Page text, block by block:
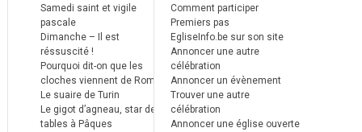
Samedi saint et vigile
pascale
Dimanche – Il est
réssuscité !
Pourquoi dit-on que les
cloches viennent de Rome ?
Le suaire de Turin
Le gigot d’agneau, star des
tables à Pâques
Comment participer
Premiers pas
EgliseInfo.be sur son site
Annoncer une autre
célébration
Annoncer un évènement
Trouver une autre
célébration
Annoncer une église ouverte